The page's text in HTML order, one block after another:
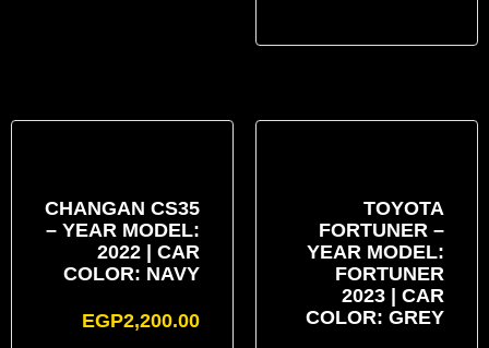
TOYOTA
FORTUNER –
YEAR MODEL:
FORTUNER
2023 | CAR
COLOR: GREY
CHANGAN CS35
– YEAR MODEL:
2022 | CAR
COLOR: NAVY
EGP2,200.00